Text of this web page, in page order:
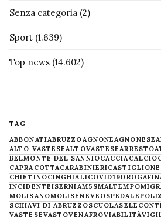
Senza categoria (2)
Sport (1.639)
Top news (14.602)
TAG
ABBONATIABRUZZOAGNONEAGNONESE
ALTO VASTESEALTOVASTESEARRESTO
BELMONTE DEL SANNIOCACCIACALCIO
CAPRACOTTACARABINIERI
CHIETINOCINGHIALICOVID19DROGA
INCIDENTEISERNIAM5SMALTEMPO
MOLISANOMOLISENEVE OSPEDALE
SCHIAVI DI ABRUZZOSCUOLA
VASTESEVASTOVENAFROVIABILITÀ